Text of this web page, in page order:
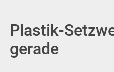
Plastik-
gerade